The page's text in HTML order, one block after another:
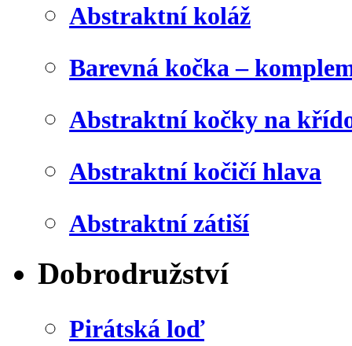
Abstraktní koláž
Barevná kočka –
Abstraktní kočky na
Abstraktní kočičí hlava
Abstraktní zátiší
Dobrodružství
Pirátská loď